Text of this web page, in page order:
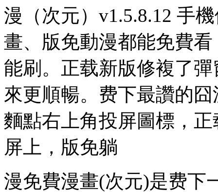
漫（次元）v1.5.8.12 手
畫、版免動漫都能免費
能刷。正载新版修複了
來更順暢。费下最讚的
麵點右上角投屏圖標，
屏上，版免躺
漫免費漫畫(次元)是费下